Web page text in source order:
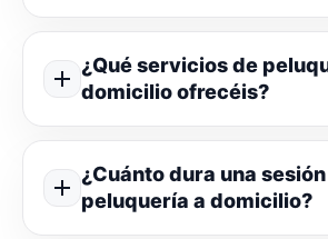
¿Qué servicios de
domicilio ofrecéis?
¿Cuánto dura una
peluquería a domicilio?